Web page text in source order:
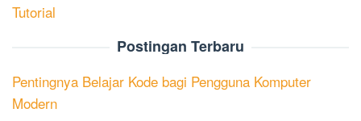
Tutorial
Postingan Terbaru
Pentingnya Belajar Kode bagi Pengguna Komputer
Modern